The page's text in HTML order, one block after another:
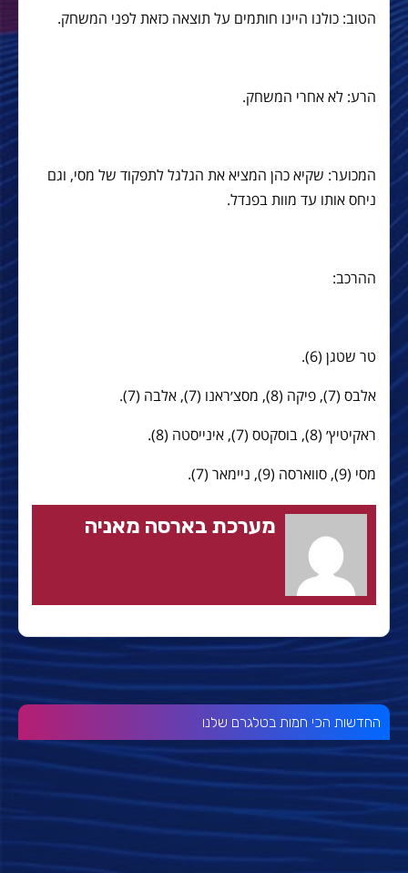
הטוב: כולנו היינו חותמים על תוצאה כזאת לפני המשחק.
הרע: לא אחרי המשחק.
המכוער: שקיא כהן המציא את הגלגל לתפקוד של מסי, וגם
ניחס אותו עד מוות בפנדל.
ההרכב:
טר שטגן (6).
אלבס (7), פיקה (8), מסצ׳ראנו (7), אלבה (7).
ראקיטיץ׳ (8), בוסקטס (7), אינייסטה (8).
מסי (9), סווארסה (9), ניימאר (7).
מערכת בארסה מאניה
החדשות הכי חמות בטלגרם שלנו